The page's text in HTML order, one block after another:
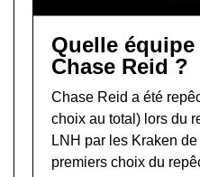
Quelle équipe
Chase Reid ?
Chase Reid a été
choix au total) lors du
LNH par les Kraken
premiers choix du